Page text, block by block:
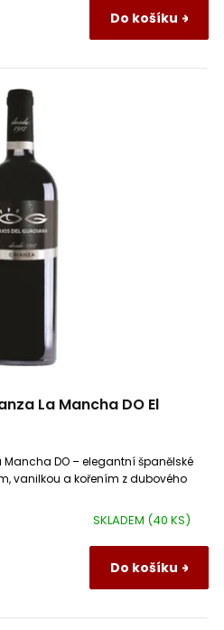
Do košíku
La Mancha DO El
SKLADEM (40 KS)
Do košíku
DO – elegantní španělské
vanilkou a kořením z dubového